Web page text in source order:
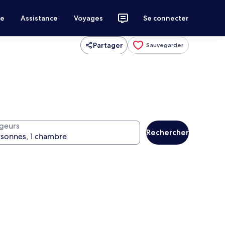
Assistance Voyages Se connecter
Partager Sauvegarder
Rechercher